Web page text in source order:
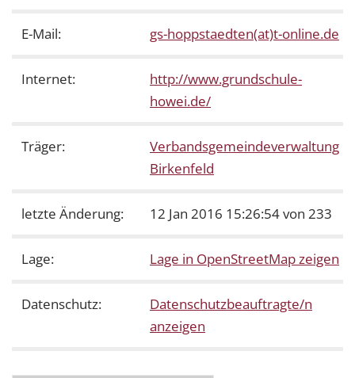
E-Mail: gs-hoppstaedten(at)t-online.de
Internet:
http://www.grundschule-
howei.de/
Träger:
Verbandsgemeindeverwaltung
Birkenfeld
letzte Änderung: 12 Jan 2016 15:26:54 von 233
Lage: Lage in OpenStreetMap zeigen
Datenschutz:
Datenschutzbeauftragte/n
anzeigen